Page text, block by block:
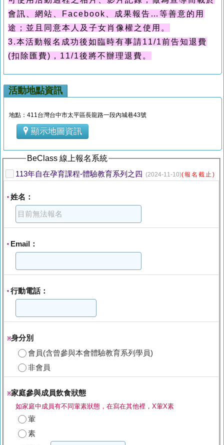
會訊、網站、
Facebook 、成果報告 … 等善意的用
途；並且同意本人及子女肖像權之使用。
3.本活動報名成功後如臨時有事請11/1前告知退費
(扣除匯費)，11/1後將不辦理退費。
活動地點資訊
地點：411台灣台中市太平區長龍路一段內城巷43號
顯示地圖資訊
BeClass 線上報名系統
113年自在孕育課程-體驗教育系列之四 (2024-11-10)(報名截止)
* 姓名：
* Email：
* 行動電話：
※身分別
會員(含曾參與本會體驗教育系列學員)
非會員
※家庭參與成員飲食狀態
如家庭中成員有不同葷素狀態，在寫在其他裡，X葷X素
葷
素